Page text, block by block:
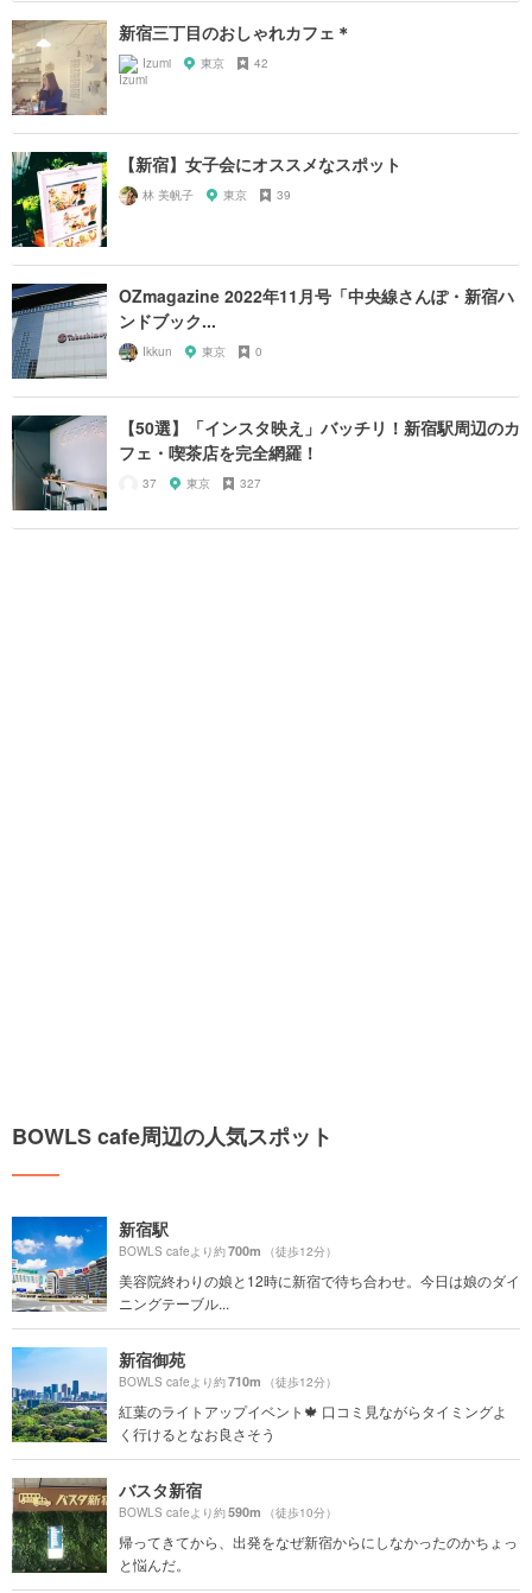
新宿三丁目のおしゃれカフェ＊
Izumi 東京 42
【新宿】女子会にオススメなスポット
林 美帆子 東京 39
OZmagazine 2022年11月号「中央線さんぽ・新宿ハ
ンドブック...
Ikkun 東京 0
【50選】「インスタ映え」バッチリ！新宿駅周辺のカ
フェ・喫茶店を完全網羅！
37 東京 327
BOWLS cafe周辺の人気スポット
新宿駅
BOWLS cafeより約700m （徒歩12分）
美容院終わりの娘と12時に新宿で待ち合わせ。今日は娘のダイ
ニングテーブル...
新宿御苑
BOWLS cafeより約710m （徒歩12分）
紅葉のライトアップイベント🍁 口コミ見ながらタイミングよ
く行けるとなお良さそう
バスタ新宿
BOWLS cafeより約590m （徒歩10分）
帰ってきてから、出発をなぜ新宿からにしなかったのかちょっ
と悩んだ。